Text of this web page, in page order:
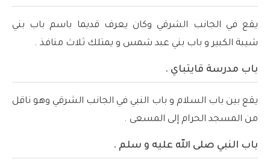
يقع في الجانب الشرقي وكان يعرف قديما باسم باب بني
شيبة الكبير و باب بني عبد شمس و يمتلك ثلاث منافذ .
باب مدرسة قايتباي .
يقع بين باب السلام و باب النبي في الجانب الشرقي وهو ناقل
من المسجد الحرام إلى المسعى .
باب النبي صلى الله عليه و سلم .